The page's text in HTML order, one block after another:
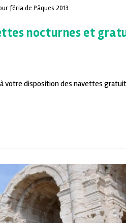
féria de Pâques 2013
nocturnes et
à votre disposition des navettes